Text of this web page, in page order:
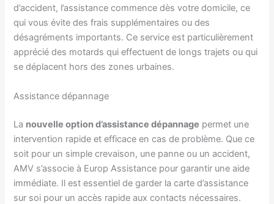
d’accident, l’assistance commence dès votre domicile, ce
qui vous évite des frais supplémentaires ou des
désagréments importants. Ce service est particulièrement
apprécié des motards qui effectuent de longs trajets ou qui
se déplacent hors des zones urbaines.
Assistance dépannage
La nouvelle option d’assistance dépannage permet une
intervention rapide et efficace en cas de problème. Que ce
soit pour un simple crevaison, une panne ou un accident,
AMV s’associe à Europ Assistance pour garantir une aide
immédiate. Il est essentiel de garder la carte d’assistance
sur soi pour un accès rapide aux contacts nécessaires.